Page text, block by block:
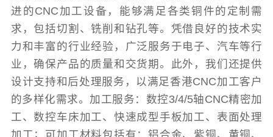
进的CNC加工设备，能够满足各类铜件的定制需
求，包括切割、铣削和钻孔等。凭借良好的技术实
力和丰富的行业经验，广泛服务于电子、汽车等行
业，确保产品的质量和交货期。此外，我们还提供
设计支持和后处理服务，以满足香港CNC加工客户
的多样化需求。加工服务：数控3/4/5轴CNC精密加
工、数控车床加工、快速成型手板加工、表面处理